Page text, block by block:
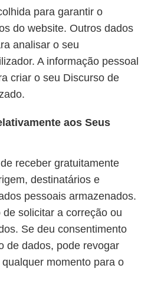
para garantir o
do website. Outros dados
analisar o seu
A informação pessoal
criar o seu Discurso de
aos Seus
receber gratuitamente
destinatários e
pessoais armazenados.
solicitar a correção ou
Se deu consentimento
de dados, pode revogar
momento para o